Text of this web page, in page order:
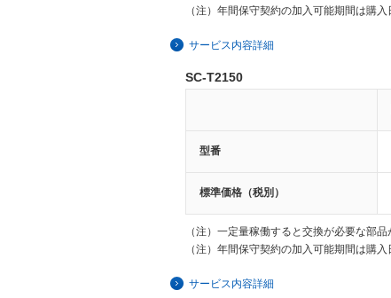
（注） 年間保守契約の加入可能期間は購
サービス内容詳細
SC-T2150
型番
標準価格（税別）
（注） 一定量稼働すると交換が必要な部
（注） 年間保守契約の加入可能期間は購
サービス内容詳細